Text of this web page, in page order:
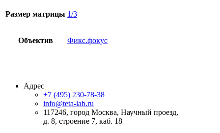
Размер матрицы 1/3
Объектив Фикс.фокус
Адрес
+7 (495) 230-78-38
info@teta-lab.ru
117246, город Москва, Научный проезд,
д. 8, строение 7, каб. 18